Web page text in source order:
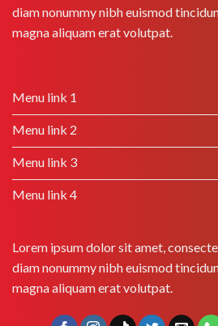
diam nonummy nibh euismod
magna aliquam erat volutpat.
Menu link 1
Menu link 2
Menu link 3
Menu link 4
Lorem ipsum dolor sit amet,
diam nonummy nibh euismod
magna aliquam erat volutpat.